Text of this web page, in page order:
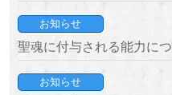
お知らせ
聖魂に付与される能力に
お知らせ